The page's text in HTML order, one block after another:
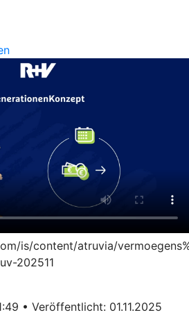
is/content/atruvia/
202511
• Veröffentlicht: 01.11.2025